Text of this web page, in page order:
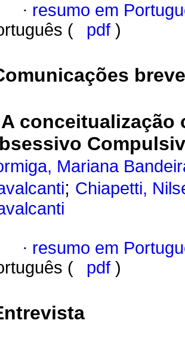
· resumo em
(
pdf )
A conceitualização
Mariana
; Chiapetti,
· resumo em
(
pdf )